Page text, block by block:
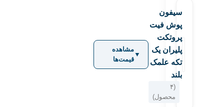
سیفون
پوش فیت
پروتکت
پلیران یک
تکه علمک
بلند
(۴
محصول)
▼
مشاهده
قیمت‌ها